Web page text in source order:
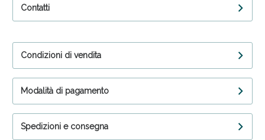
Contatti
Condizioni di vendita
Modalità di pagamento
Spedizioni e consegna